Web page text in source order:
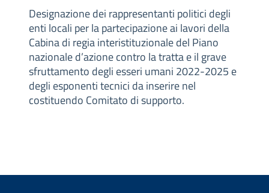
Designazione dei rappresentanti politici degli
enti locali per la partecipazione ai lavori della
Cabina di regia interistituzionale del Piano
nazionale d’azione contro la tratta e il grave
sfruttamento degli esseri umani 2022-2025 e
degli esponenti tecnici da inserire nel
costituendo Comitato di supporto.